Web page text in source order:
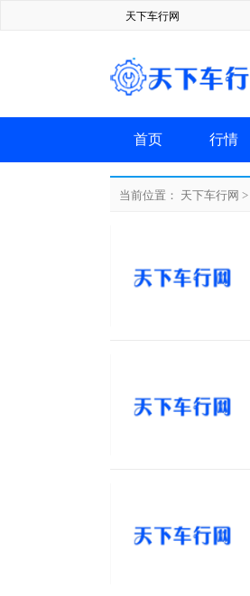
天下车行网
首页 行情
当前位置： 天下车行网 >